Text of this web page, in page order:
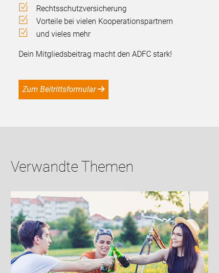
Rechtsschutzversicherung
Vorteile bei vielen Kooperationspartnern
und vieles mehr
Dein Mitgliedsbeitrag macht den ADFC stark!
Zum Beitrittsformular
Verwandte Themen